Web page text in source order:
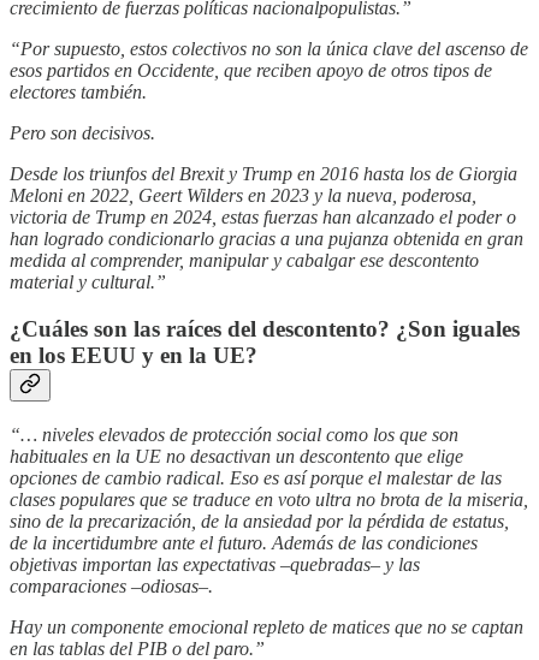
crecimiento de fuerzas políticas nacionalpopulistas.”
“Por supuesto, estos colectivos no son la única clave del ascenso de
esos partidos en Occidente, que reciben apoyo de otros tipos de
electores también.
Pero son decisivos.
Desde los triunfos del Brexit y Trump en 2016 hasta los de Giorgia
Meloni en 2022, Geert Wilders en 2023 y la nueva, poderosa,
victoria de Trump en 2024, estas fuerzas han alcanzado el poder o
han logrado condicionarlo gracias a una pujanza obtenida en gran
medida al comprender, manipular y cabalgar ese descontento
material y cultural.”
¿Cuáles son las raíces del descontento? ¿Son iguales
en los EEUU y en la UE?
“… niveles elevados de protección social como los que son
habituales en la UE no desactivan un descontento que elige
opciones de cambio radical. Eso es así porque el malestar de las
clases populares que se traduce en voto ultra no brota de la miseria,
sino de la precarización, de la ansiedad por la pérdida de estatus,
de la incertidumbre ante el futuro. Además de las condiciones
objetivas importan las expectativas –quebradas– y las
comparaciones –odiosas–.
Hay un componente emocional repleto de matices que no se captan
en las tablas del PIB o del paro.”